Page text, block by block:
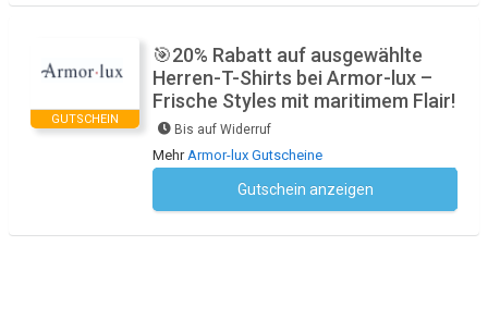
GUTSCHEIN
🎯20% Rabatt auf ausgewählte
Herren-T-Shirts bei Armor-lux –
Frische Styles mit maritimem Flair!
Bis auf Widerruf
MehrArmor-lux Gutscheine
Gutschein anzeigen